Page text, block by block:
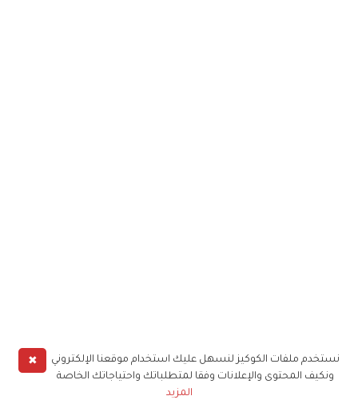
✖
نستخدم ملفات الكوكيز لنسهل عليك استخدام موقعنا الإلكتروني
ونكيف المحتوى والإعلانات وفقا لمتطلباتك واحتياجاتك الخاصة
المزيد